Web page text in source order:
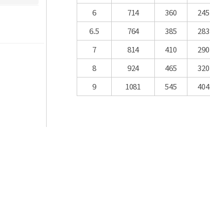
6
714 360 245
6.5
764 385 283
7
814 410 290
8
924 465 320
9
1081 545 404